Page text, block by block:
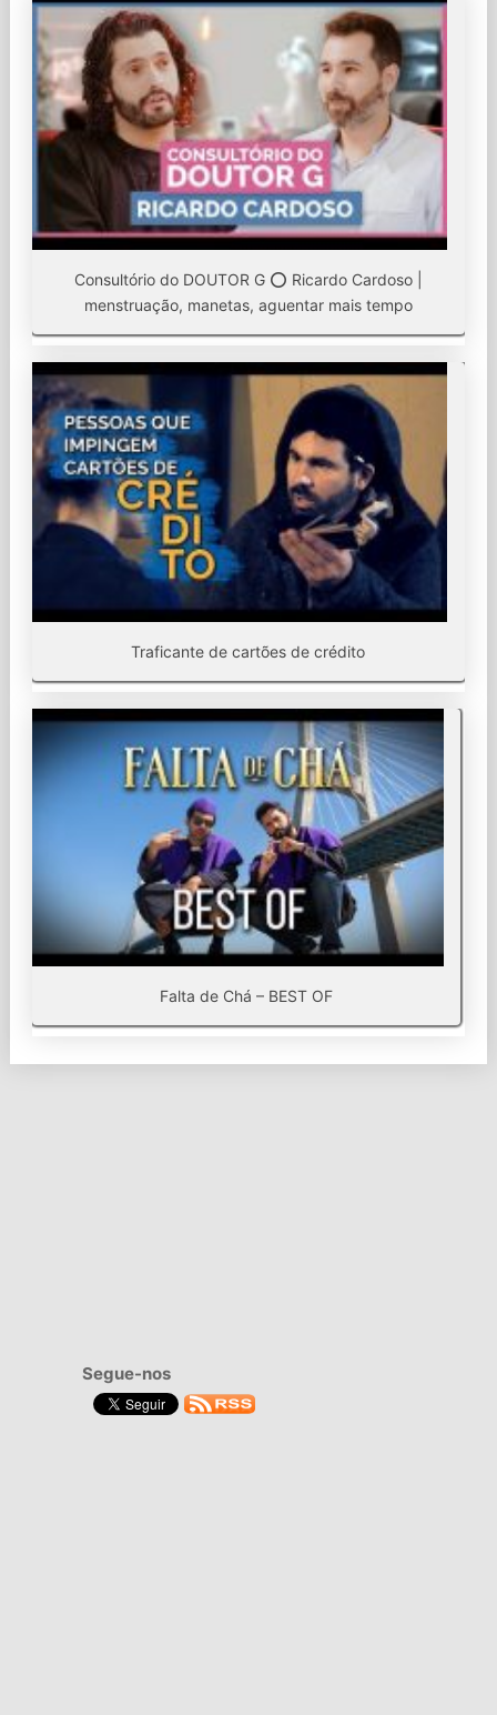
Consultório do DOUTOR G ⭕ Ricardo Cardoso |
menstruação, manetas, aguentar mais tempo
Traficante de cartões de crédito
Falta de Chá – BEST OF
Segue-nos